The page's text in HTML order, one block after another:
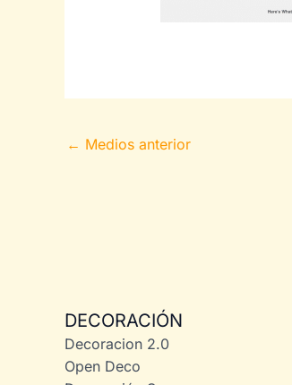
← Medios anterior
DECORACIÓN
Decoracion 2.0
Open Deco